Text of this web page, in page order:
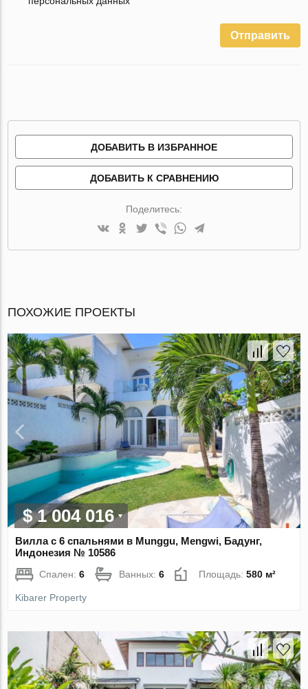
Отправить
ДОБАВИТЬ В ИЗБРАННОЕ
ДОБАВИТЬ К СРАВНЕНИЮ
Поделитесь:
ПОХОЖИЕ ПРОЕКТЫ
$ 1 004 016
Вилла с 6 спальнями в Munggu, Mengwi, Бадунг,
Индонезия № 10586
Спален:6 Ванных:6 Площадь:580 м²
Kibarer Property